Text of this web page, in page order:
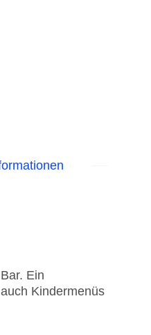
Ein
Kindermenüs